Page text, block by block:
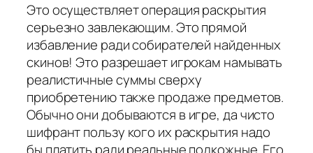
Это осуществляет операция раскрытия
серьезно завлекающим. Это прямой
избавление ради собирателей найденных
скинов! Это разрешает игрокам намывать
реалистичные суммы сверху
приобретению также продаже предметов.
Обычно они добываются в игре, да чисто
шифрант пользу кого их раскрытия надо